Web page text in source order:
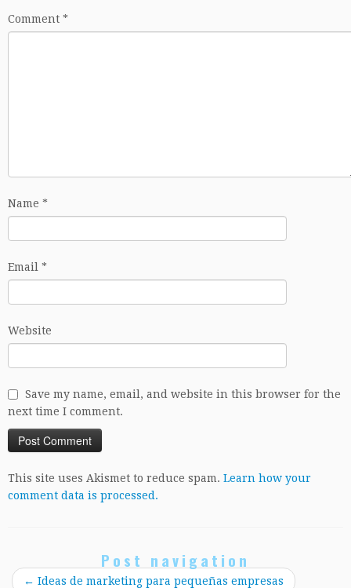
Comment *
Name *
Email *
Website
Save my name, email, and website in this browser for the
next time I comment.
This site uses Akismet to reduce spam. Learn how your
comment data is processed.
Post navigation
← Ideas de marketing para pequeñas empresas